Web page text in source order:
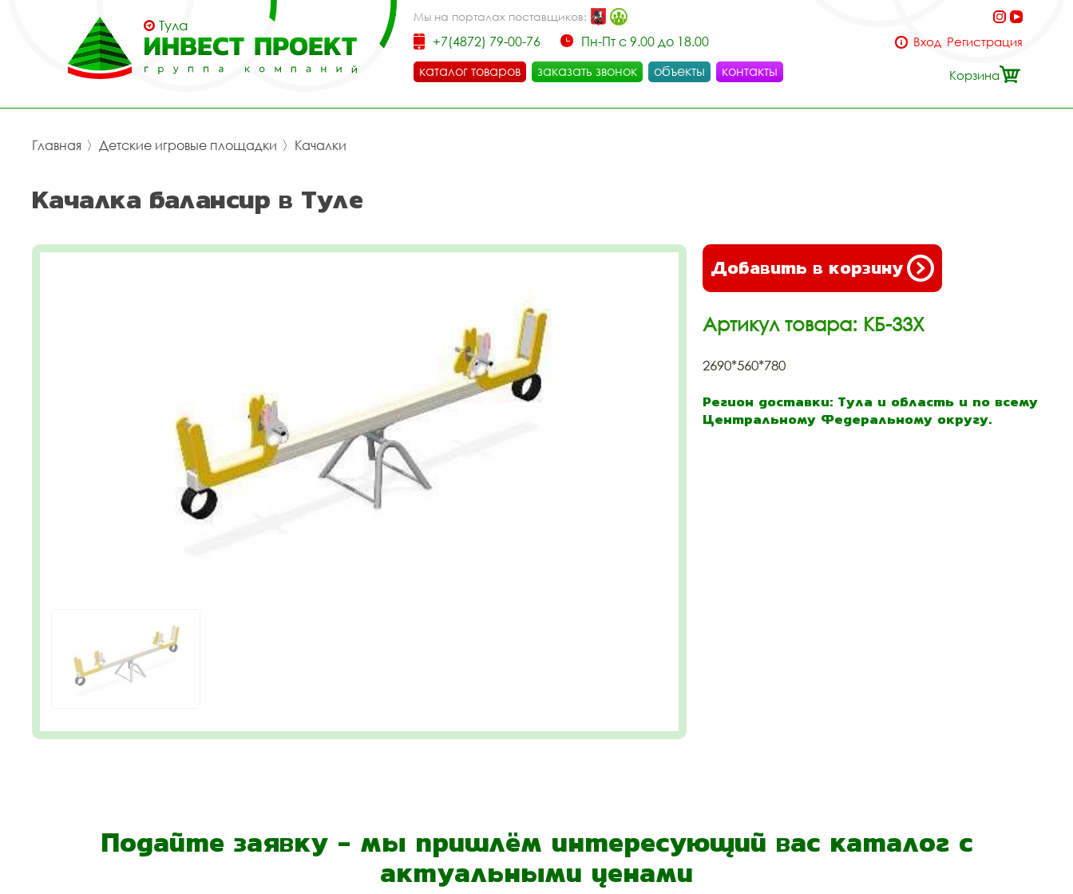
Тула
Мы на порталах поставщиков:
+7(4872) 79-00-76
Пн-Пт с 9.00 до 18.00
каталог товаров
заказать звонок объекты контакты
Вход Регистрация
Корзина
Главная 〉 Детские игровые площадки 〉 Качалки
Качалка балансир в Туле
Добавить в корзину
Артикул товара: КБ-33Х
2690*560*780
Регион доставки: Тула и область и по всему
Центральному Федеральному округу.
Подайте заявку - мы пришлём интересующий вас каталог с
актуальными ценами